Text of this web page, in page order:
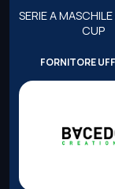
SERIE A
CUP
FORNITORE